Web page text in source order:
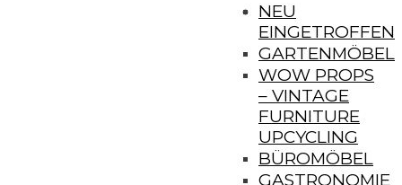
NEU
EINGETROFFEN
GARTENMÖBEL
WOW PROPS
– VINTAGE
FURNITURE
UPCYCLING
BÜROMÖBEL
GASTRONOMIE